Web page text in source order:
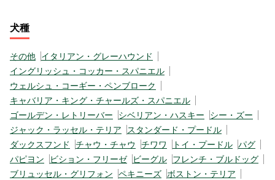
犬種
その他
イタリアン・グレーハウンド
イングリッシュ・コッカー・スパニエル
ウェルシュ・コーギー・ペンブローク
キャバリア・キング・チャールズ・スパニエル
ゴールデン・レトリーバー
シベリアン・ハスキー
シー・ズー
ジャック・ラッセル・テリア
スタンダード・プードル
ダックスフンド
チャウ・チャウ チワワ トイ・プードル パグ
パピヨン
ビション・フリーゼ ビーグル
フレンチ・ブルドッグ
ブリュッセル・グリフォン
ペキニーズ
ボストン・テリア